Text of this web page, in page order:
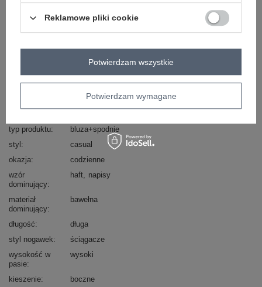
Masz pytanie? Chętnie pomożemy.
Zadzwoń+48 601 547 740 Zadaj pytanie
skład materiału : 90% bawełna , 10% elastan
sposób prania : pranie w pralce w 30°C
RV-KMPL-A883.68
typ produktu
bluza+spodnie
styl
casual
okazja
codzienne
wzór
dominujący
haft napisy
materiał
dominujący
bawełna
długość
długa
styl nogawek
ściągacze
wysokość w
pasie
wysoki
kieszenie
boczne
Reklamowe pliki cookie
Potwierdzam wymagane
Potwierdzam wszystkie